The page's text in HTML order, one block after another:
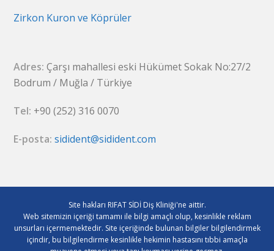
Zirkon Kuron ve Köprüler
Adres: Çarşı mahallesi eski Hükümet Sokak No:27/2
Bodrum / Muğla / Türkiye
Tel: +90 (252) 316 0070
E-posta: sidident@sidident.com
Site hakları RIFAT SİDİ Diş Kliniği'ne aittir.
Web sitemizin içeriği tamamı ile bilgi amaçlı olup, kesinlikle reklam
unsurları içermemektedir. Site içeriğinde bulunan bilgiler bilgilendirmek
içindir, bu bilgilendirme kesinlikle hekimin hastasını tıbbi amaçla